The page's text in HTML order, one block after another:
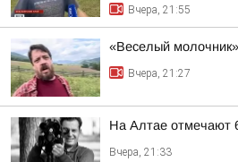
Вчера, 21:55
«Веселый
Вчера, 21:27
На Алтае отмечают
Вчера, 21:33